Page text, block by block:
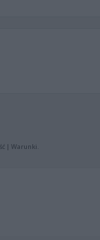
| Warunki